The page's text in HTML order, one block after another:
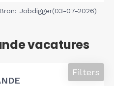
Bron: Jobdigger(03-07-2026)
vacatures
Filters